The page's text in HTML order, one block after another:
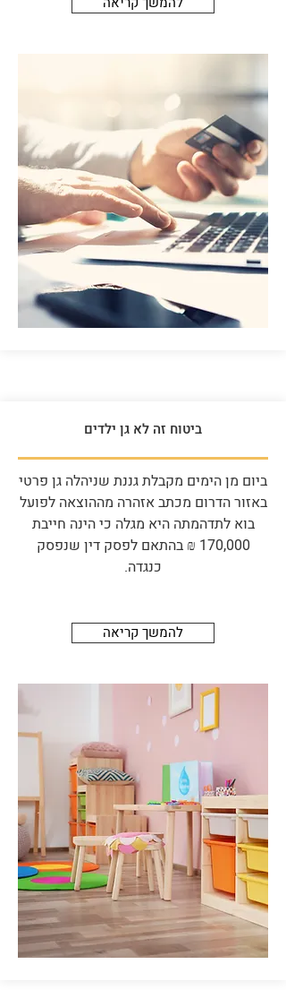
ביטוח זה לא גן ילדים
ביום מן הימים מקבלת גננת שניהלה גן פרטי
באזור הדרום מכתב אזהרה מההוצאה לפועל
בוא לתדהמתה היא מגלה כי הינה חייבת
170,000 ₪ בהתאם לפסק דין שנפסק
כנגדה.
להמשך קריאה